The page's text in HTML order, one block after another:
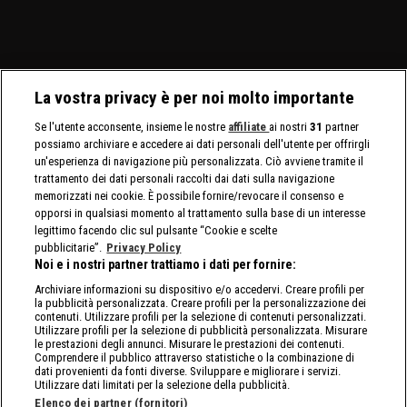
La vostra privacy è per noi molto importante
Se l'utente acconsente, insieme le nostre affiliate ai nostri31 partner
possiamo archiviare e accedere ai dati personali dell'utente per offrirgli
un'esperienza di navigazione più personalizzata. Ciò avviene tramite il
trattamento dei dati personali raccolti dai dati sulla navigazione
memorizzati nei cookie. È possibile fornire/revocare il consenso e
opporsi in qualsiasi momento al trattamento sulla base di un interesse
legittimo facendo clic sul pulsante “Cookie e scelte
pubblicitarie”. Privacy Policy
Noi e i nostri partner trattiamo i dati per fornire:
Archiviare informazioni su dispositivo e/o accedervi. Creare profili per
la pubblicità personalizzata. Creare profili per la personalizzazione dei
contenuti. Utilizzare profili per la selezione di contenuti personalizzati.
Utilizzare profili per la selezione di pubblicità personalizzata. Misurare
le prestazioni degli annunci. Misurare le prestazioni dei contenuti.
Comprendere il pubblico attraverso statistiche o la combinazione di
dati provenienti da fonti diverse. Sviluppare e migliorare i servizi.
Utilizzare dati limitati per la selezione della pubblicità.
Elenco dei partner (fornitori)